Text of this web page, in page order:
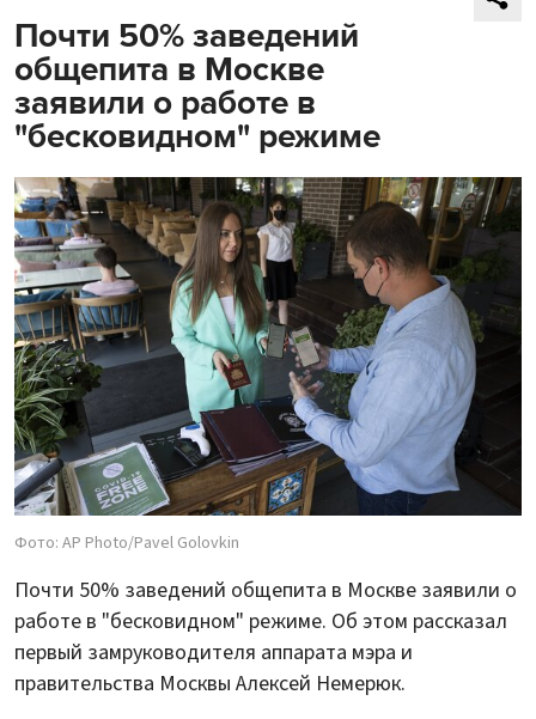
Почти 50% заведений
общепита в Москве
заявили о работе в
"бесковидном" режиме
Фото: AP Photo/Pavel Golovkin
Почти 50% заведений общепита в Москве заявили о
работе в "бесковидном" режиме. Об этом рассказал
первый замруководителя аппарата мэра и
правительства Москвы Алексей Немерюк.